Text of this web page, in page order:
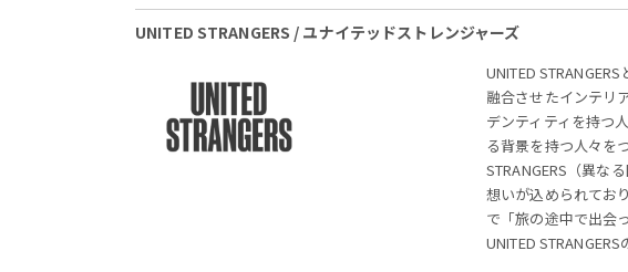
UNITED STRANGERS / ユナイテッドストレンジャーズ
UNITED
融合させたインテリ
デンティティを持つ
る背景を持つ人々を
STRANGERS（異な
想いが込められてお
で「旅の途中で出会
UNITED